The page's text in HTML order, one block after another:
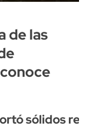
de las
sólidos